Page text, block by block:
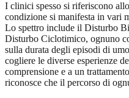
I clinici spesso si riferiscono
condizione si manifesta in vari
Lo spettro include il Disturbo
Disturbo Ciclotimico, ognuno
sulla durata degli episodi di
cogliere le diverse esperienze
comprensione e a un
riconosce che il percorso di